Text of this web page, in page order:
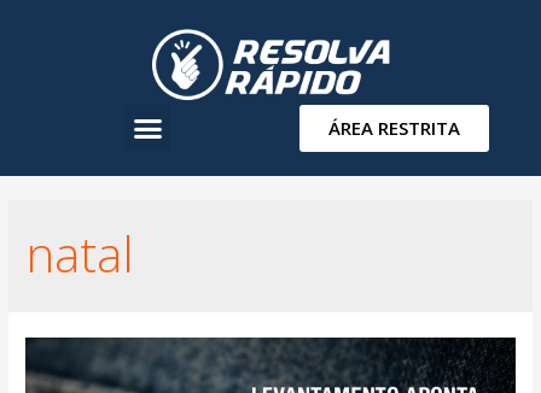
ÁREA RESTRITA
natal